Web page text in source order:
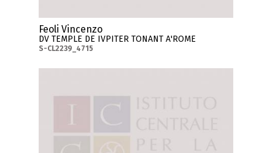
Feoli Vincenzo
DV TEMPLE DE IVPITER TONANT A'ROME
S-CL2239_4715